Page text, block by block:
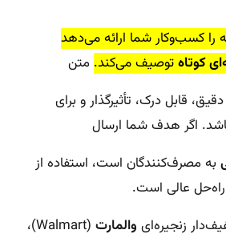
را کسب‌وکار شما ارائه می‌دهد
کوتاهتوصیف می‌کند. متن
قابل درک، تأثیرگذار و برای
اگر هدف شما ارسال
به مصرف‌کنندگان است، استفاده از
عالی است.
زنجیره‌ای والمارت
(Walmart)،